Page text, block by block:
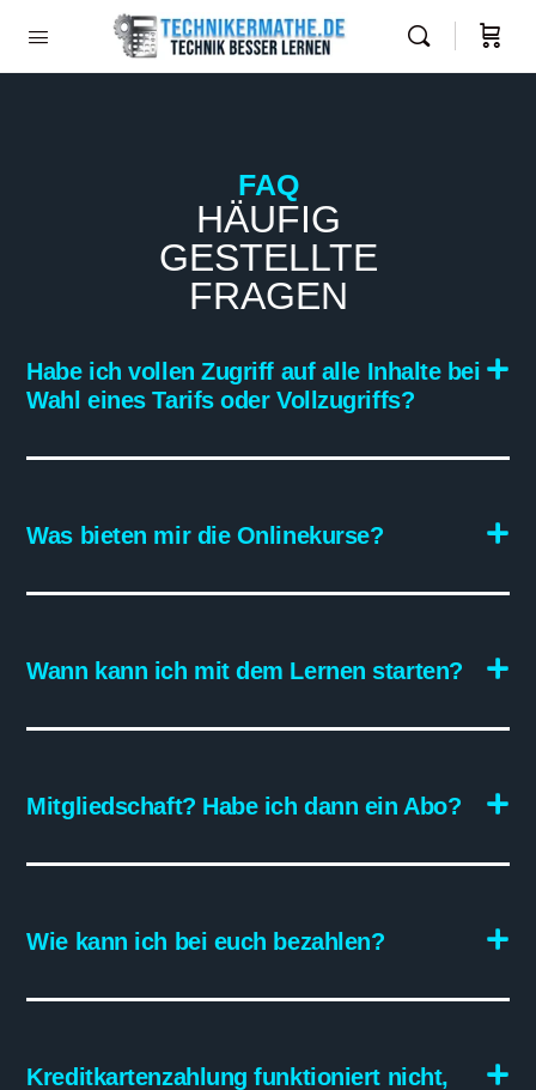
FAQ
HÄUFIG
GESTELLTE
FRAGEN
Habe ich vollen Zugriff auf alle Inhalte bei
Wahl eines Tarifs oder Vollzugriffs?
Was bieten mir die Onlinekurse?
Wann kann ich mit dem Lernen starten?
Mitgliedschaft? Habe ich dann ein Abo?
Wie kann ich bei euch bezahlen?
Kreditkartenzahlung funktioniert nicht,